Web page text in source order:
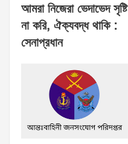
আমরা নিজেরা ভেদাভেদ সৃষ্টি
না করি, ঐক্যবদ্ধ থাকি :
সেনাপ্রধান